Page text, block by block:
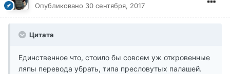
Опубликовано 30 сентября, 2017
Цитата
Единственное что, стоило бы совсем уж откровенные
ляпы перевода убрать, типа пресловутых палашей.